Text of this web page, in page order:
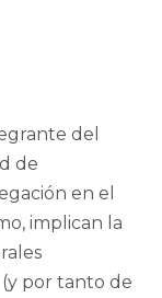
del
de
en el
implican la
por tanto de